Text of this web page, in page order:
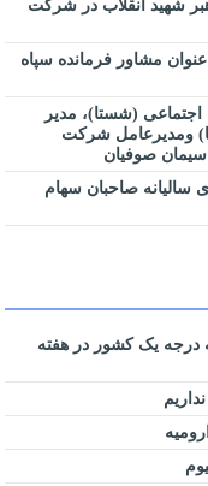
شهید انقلاب در شرکت
مشاور فرمانده سپاه
(شستا)، مدیر
ومدیرعامل شرکت
سیمان صوفیان
صاحبان سهام
درجه یک کشور در هفته